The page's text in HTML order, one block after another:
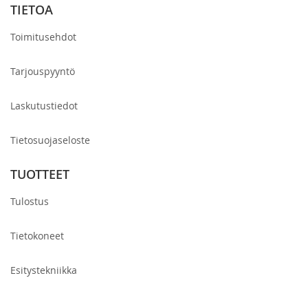
TIETOA
Toimitusehdot
Tarjouspyyntö
Laskutustiedot
Tietosuojaseloste
TUOTTEET
Tulostus
Tietokoneet
Esitystekniikka